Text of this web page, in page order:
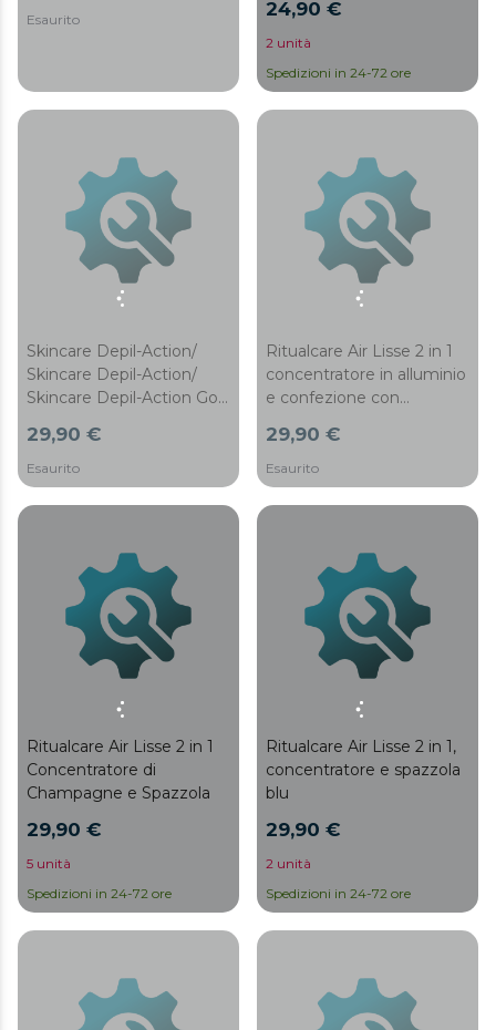
Esaurito 24,90 €
2 unità
Spedizioni in 24-72 ore
Skincare Depil-Action/
Skincare Depil-Action/
Skincare Depil-Action Go
29,90 €
Esaurito
Ritualcare Air Lisse 2 in 1
concentratore in alluminio
e confezione con
29,90 €
Esaurito
Ritualcare Air Lisse 2 in 1
Concentratore di
Champagne e Spazzola
29,90 €
5 unità
Spedizioni in 24-72 ore
Ritualcare Air Lisse 2 in 1,
concentratore e spazzola
blu
29,90 €
2 unità
Spedizioni in 24-72 ore